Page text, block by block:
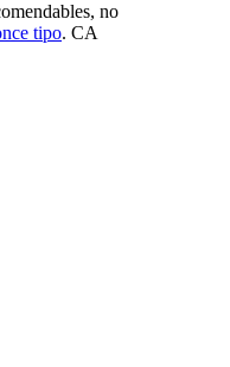
no
tipo. CA